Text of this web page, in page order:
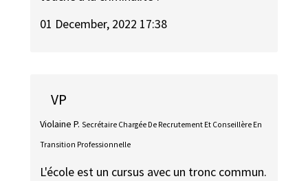
01 December, 2022 17:38
VP
Violaine P. Secrétaire Chargée De Recrutement Et Conseillère En
Transition Professionnelle
L'école est un cursus avec un tronc commun.